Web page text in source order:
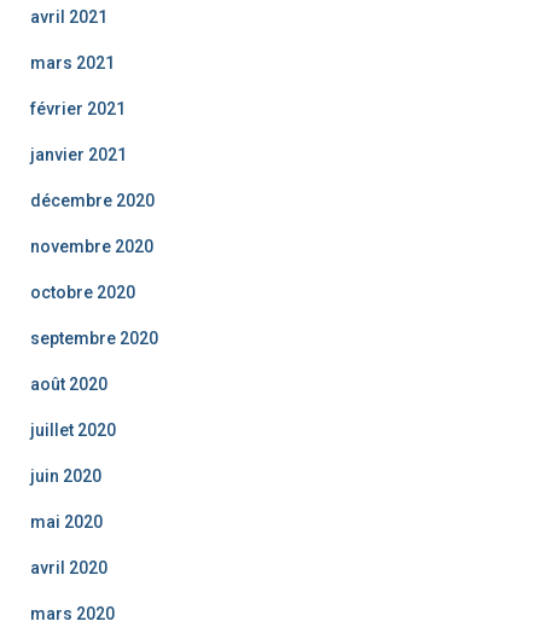
avril 2021
mars 2021
février 2021
janvier 2021
décembre 2020
novembre 2020
octobre 2020
septembre 2020
août 2020
juillet 2020
juin 2020
mai 2020
avril 2020
mars 2020